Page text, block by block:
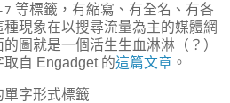
7 等標籤，有縮寫、有全名、有各
現象在以搜尋流量為主的媒體網
圖就是一個活生生血淋淋（？）
自 Engadget 的這篇文章 。
單字形式標籤